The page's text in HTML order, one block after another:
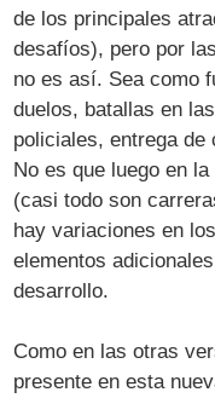
de los principales
desafíos), pero por
no es así. Sea como
duelos, batallas en
policiales, entrega
No es que luego en
(casi todo son
hay variaciones en
elementos
desarrollo.
Como en las otras
presente en esta